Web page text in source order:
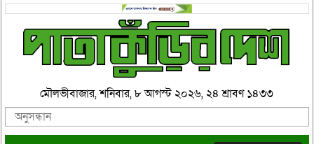
মৌলভীবাজার, শনিবার, ৮ আগস্ট ২০২৬, ২৪ শ্রাবণ ১৪৩৩